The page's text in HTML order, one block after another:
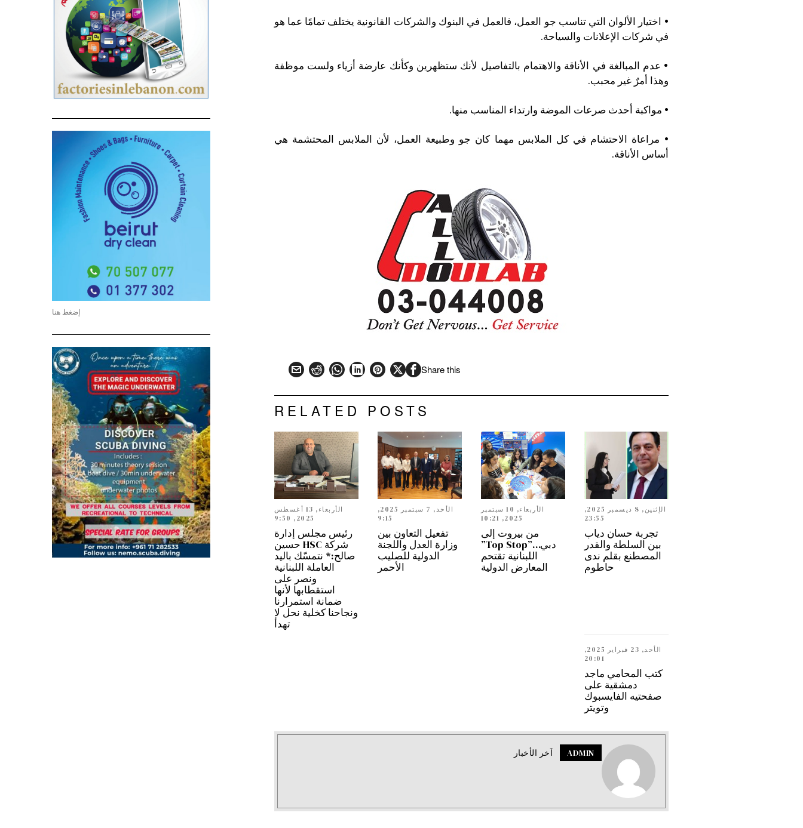
• اختيار الألوان التي تناسب جو العمل، فالعمل في البنوك والشركات القانونية يختلف تمامًا عما هو
في شركات الإعلانات والسياحة.
• عدم المبالغة في الأناقة والاهتمام بالتفاصيل لأنك ستظهرين وكأنك عارضة أزياء ولست موظفة
وهذا أمرٌ غير محبب.
• مواكبة أحدث صرعات الموضة وارتداء المناسب منها.
• مراعاة الاحتشام في كل الملابس مهما كان جو وطبيعة العمل، لأن الملابس المحتشمة هي
أساس الأناقة.
Share this
RELATED POSTS
الإثنين, 8 ديسمبر 2025,
23:55
تجربة حسان دياب
بين السلطة والقدر
المصطنع بقلم ندى
حاطوم
الأربعاء, 10 سبتمبر
2025, 10:21
من بيروت إلى
دبي…”Top Stop”
اللبنانية تقتحم
المعارض الدولية
الأحد, 7 سبتمبر 2025,
9:15
تفعيل التعاون بين
وزارة العدل واللجنة
الدولية للصليب
الأحمر
الأربعاء, 13 أغسطس
2025, 9:50
رئيس مجلس إدارة
شركة HSC حسين
صالح:* نتمسّك باليد
العاملة اللبنانية
ونصر على
استقطابها لأنها
ضمانة استمرارنا
ونجاحنا كخلية نحل لا
تهدأ
الأحد, 23 فبراير 2025,
20:01
كتب المحامي ماجد
دمشقية على
صفحتيه الفايسبوك
وتويتر
ADMIN اَخر الأخبار
إضغط هنا